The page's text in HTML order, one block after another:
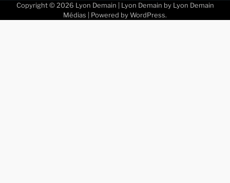
Copyright © 2026 Lyon Demain | Lyon Demain by Lyon Demain
Médias | Powered by WordPress.